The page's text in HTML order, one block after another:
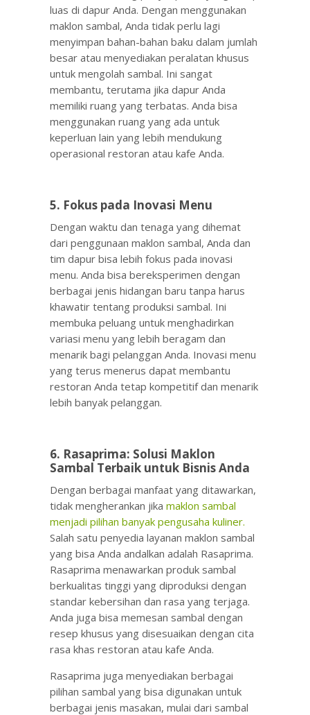
luas di dapur Anda. Dengan menggunakan
maklon sambal, Anda tidak perlu lagi
menyimpan bahan-bahan baku dalam jumlah
besar atau menyediakan peralatan khusus
untuk mengolah sambal. Ini sangat
membantu, terutama jika dapur Anda
memiliki ruang yang terbatas. Anda bisa
menggunakan ruang yang ada untuk
keperluan lain yang lebih mendukung
operasional restoran atau kafe Anda.
5. Fokus pada Inovasi Menu
Dengan waktu dan tenaga yang dihemat
dari penggunaan maklon sambal, Anda dan
tim dapur bisa lebih fokus pada inovasi
menu. Anda bisa bereksperimen dengan
berbagai jenis hidangan baru tanpa harus
khawatir tentang produksi sambal. Ini
membuka peluang untuk menghadirkan
variasi menu yang lebih beragam dan
menarik bagi pelanggan Anda. Inovasi menu
yang terus menerus dapat membantu
restoran Anda tetap kompetitif dan menarik
lebih banyak pelanggan.
6. Rasaprima: Solusi Maklon
Sambal Terbaik untuk Bisnis Anda
Dengan berbagai manfaat yang ditawarkan,
tidak mengherankan jika maklon sambal
menjadi pilihan banyak pengusaha kuliner.
Salah satu penyedia layanan maklon sambal
yang bisa Anda andalkan adalah Rasaprima.
Rasaprima menawarkan produk sambal
berkualitas tinggi yang diproduksi dengan
standar kebersihan dan rasa yang terjaga.
Anda juga bisa memesan sambal dengan
resep khusus yang disesuaikan dengan cita
rasa khas restoran atau kafe Anda.
Rasaprima juga menyediakan berbagai
pilihan sambal yang bisa digunakan untuk
berbagai jenis masakan, mulai dari sambal